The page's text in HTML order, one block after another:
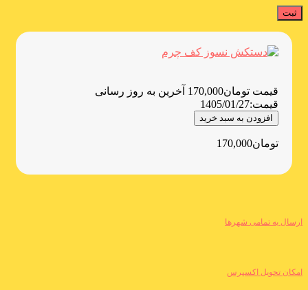
قیمت تومان170,000 آخرین به روز رسانی
قیمت:1405/01/27
افزودن به سبد خرید
تومان170,000
ارسال به تمامی شهرها
امکان تحویل اکسپرس